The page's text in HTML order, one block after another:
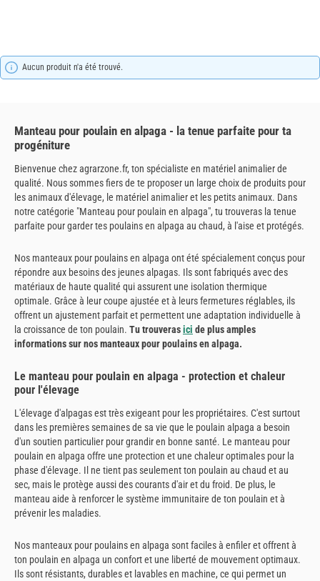
Aucun produit n'a été trouvé.
Manteau pour poulain en alpaga - la tenue parfaite pour ta
progéniture
Bienvenue chez agrarzone.fr, ton spécialiste en matériel animalier de
qualité. Nous sommes fiers de te proposer un large choix de produits pour
les animaux d'élevage, le matériel animalier et les petits animaux. Dans
notre catégorie "Manteau pour poulain en alpaga", tu trouveras la tenue
parfaite pour garder tes poulains en alpaga au chaud, à l'aise et protégés.
Nos manteaux pour poulains en alpaga ont été spécialement conçus pour
répondre aux besoins des jeunes alpagas. Ils sont fabriqués avec des
matériaux de haute qualité qui assurent une isolation thermique
optimale. Grâce à leur coupe ajustée et à leurs fermetures réglables, ils
offrent un ajustement parfait et permettent une adaptation individuelle à
la croissance de ton poulain. Tu trouverasici de plus amples
informations sur nos manteaux pour poulains en alpaga.
Le manteau pour poulain en alpaga - protection et chaleur
pour l'élevage
L'élevage d'alpagas est très exigeant pour les propriétaires. C'est surtout
dans les premières semaines de sa vie que le poulain alpaga a besoin
d'un soutien particulier pour grandir en bonne santé. Le manteau pour
poulain en alpaga offre une protection et une chaleur optimales pour la
phase d'élevage. Il ne tient pas seulement ton poulain au chaud et au
sec, mais le protège aussi des courants d'air et du froid. De plus, le
manteau aide à renforcer le système immunitaire de ton poulain et à
prévenir les maladies.
Nos manteaux pour poulains en alpaga sont faciles à enfiler et offrent à
ton poulain en alpaga un confort et une liberté de mouvement optimaux.
Ils sont résistants, durables et lavables en machine, ce qui permet un